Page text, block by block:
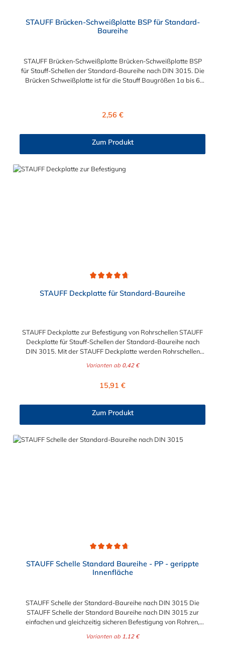
STAUFF Brücken-Schweißplatte BSP für Standard-
Baureihe
STAUFF Brücken-Schweißplatte Brücken-Schweißplatte BSP
für Stauff-Schellen der Standard-Baureihe nach DIN 3015. Die
Brücken Schweißplatte ist für die Stauff Baugrößen 1a bis 6
Regulärer Preis:
2,56 €
Zum Produkt
STAUFF Deckplatte für Standard-Baureihe
STAUFF Deckplatte zur Befestigung von Rohrschellen STAUFF
Deckplatte für Stauff-Schellen der Standard-Baureihe nach
DIN 3015. Mit der STAUFF Deckplatte werden Rohrschellen
Varianten ab 0,42 €
Regulärer Preis:
15,91 €
Zum Produkt
STAUFF Schelle Standard Baureihe - PP - gerippte
Innenfläche
STAUFF Schelle der Standard-Baureihe nach DIN 3015 Die
STAUFF Schelle der Standard Baureihe nach DIN 3015 zur
einfachen und gleichzeitig sicheren Befestigung von Rohren,
STAUFF Schelle nach DIN 3015 ist Polypropylen (PP). Passende
Varianten ab 1,12 €